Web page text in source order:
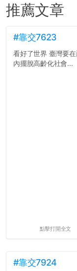
推薦文章
#靠交7623
看好了世界 臺灣要在
內擺脫高齡化社會...
點擊打開全文
#靠交7924